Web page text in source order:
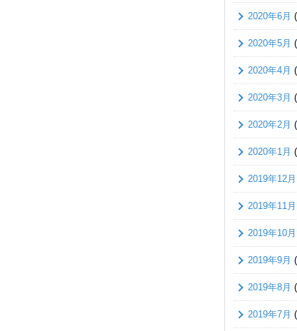
2020年6月
2020年5月
2020年4月
2020年3月
2020年2月
2020年1月
2019年12月
2019年11月
2019年10月
2019年9月
2019年8月
2019年7月